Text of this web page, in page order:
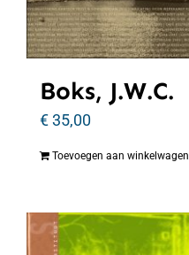
Boks, J.W.C.
€35,00
Toevoegen aan winkelwagen